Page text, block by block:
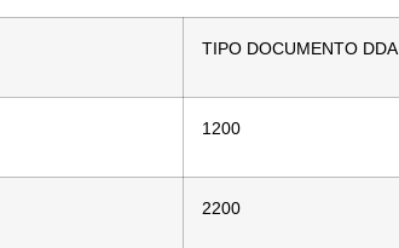
TIPO DOCUMENTO DDA
1200
2200